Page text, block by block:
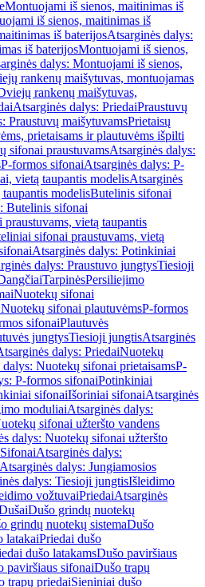
Montuojami iš sienos, maitinimas iš
iš sienos, maitinimas iš
iš baterijosAtsarginės dalys:
iš baterijosMontuojami iš sienos,
dalys: Montuojami iš sienos,
rankenų maišytuvas, montuojamas
rankenų maišytuvas,
Atsarginės dalys: PriedaiPraustuvų
Praustuvų maišytuvamsPrietaisų
prietaisams ir plautuvėms išpilti
sifonai praustuvamsAtsarginės dalys:
P-formos sifonaiAtsarginės dalys: P-
vietą taupantis modelisAtsarginės
modelisButelinis sifonai
Butelinis sifonai
vietą taupantis
sifonai praustuvams, vietą
Atsarginės dalys: Potinkiniai
dalys: Praustuvo jungtysTiesioji
TarpinėsPersiliejimo
Nuotekų sifonai
sifonai plautuvėmsP-formos
sifonaiPlautuvės
jungtysTiesioji jungtisAtsarginės
dalys: PriedaiNuotekų
dalys: Nuotekų sifonai prietaisamsP-
P-formos sifonaiPotinkiniai
sifonaiIšoriniai sifonaiAtsarginės
moduliaiAtsarginės dalys:
sifonai užteršto vandens
dalys: Nuotekų sifonai užteršto
SifonaiAtsarginės dalys:
Atsarginės dalys: Jungiamosios
dalys: Tiesioji jungtisIšleidimo
vožtuvaiPriedaiAtsarginės
Dušo grindų nuotekų
grindų nuotekų sistemaDušo
latakaiPriedai dušo
dušo latakamsDušo paviršiaus
paviršiaus sifonaiDušo trapų
trapų priedaiSieniniai dušo